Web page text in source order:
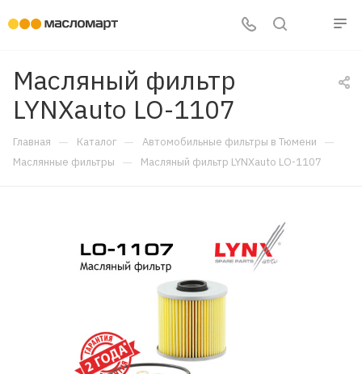
Масляный фильтр
LYNXauto LO-1107
Главная — Каталог — Автомобильные фильтры в Тюмени —
Маслянные фильтры — Масляный фильтр LYNXauto LO-1107